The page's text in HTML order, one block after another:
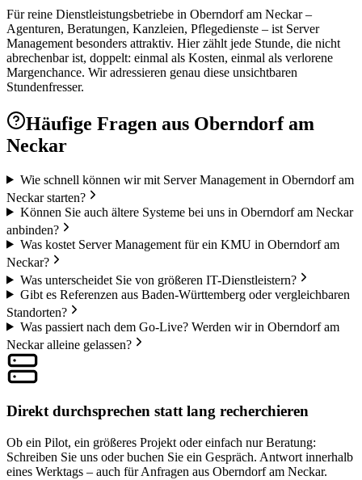
Für reine Dienstleistungsbetriebe in Oberndorf am Neckar –
Agenturen, Beratungen, Kanzleien, Pflegedienste – ist Server
Management besonders attraktiv. Hier zählt jede Stunde, die nicht
abrechenbar ist, doppelt: einmal als Kosten, einmal als verlorene
Margenchance. Wir adressieren genau diese unsichtbaren
Stundenfresser.
Häufige Fragen aus Oberndorf am
Neckar
Wie schnell können wir mit Server Management in Oberndorf am
Neckar starten?
Können Sie auch ältere Systeme bei uns in Oberndorf am Neckar
anbinden?
Was kostet Server Management für ein KMU in Oberndorf am
Neckar?
Was unterscheidet Sie von größeren IT-Dienstleistern?
Gibt es Referenzen aus Baden-Württemberg oder vergleichbaren
Standorten?
Was passiert nach dem Go-Live? Werden wir in Oberndorf am
Neckar alleine gelassen?
Direkt durchsprechen statt lang recherchieren
Ob ein Pilot, ein größeres Projekt oder einfach nur Beratung:
Schreiben Sie uns oder buchen Sie ein Gespräch. Antwort innerhalb
eines Werktags – auch für Anfragen aus Oberndorf am Neckar.